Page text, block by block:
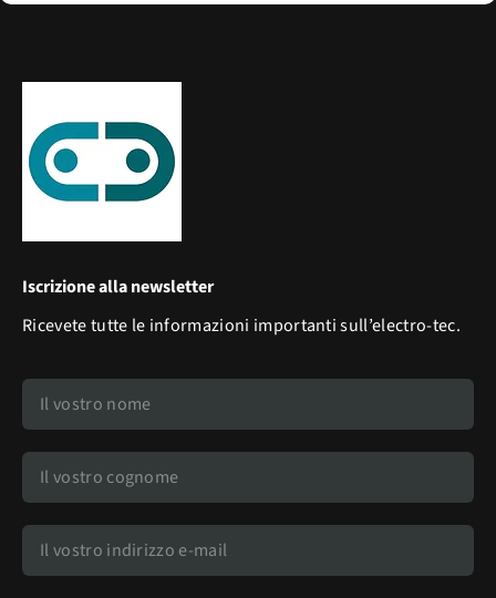
Iscrizione alla newsletter
Ricevete tutte le informazioni importanti sull’electro-tec.